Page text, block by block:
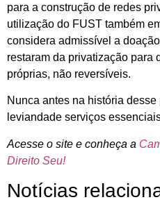
para a construção de redes
utilização do FUST também
considera admissível a
restaram da privatização para
próprias, não reversíveis.
Nunca antes na história
leviandade serviços
Acesse o site e conheça a
Direito Seu!
Notícias